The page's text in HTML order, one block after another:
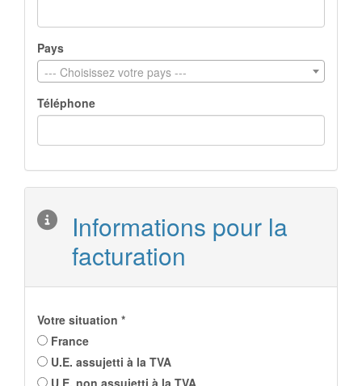
Pays
--- Choisissez votre pays ---
Téléphone
Informations pour la
facturation
Votre situation *
France
U.E. assujetti à la TVA
U.E. non assujetti à la TVA